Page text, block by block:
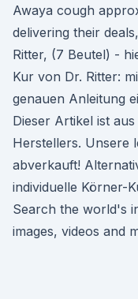
Awaya cough
delivering their
Ritter, (7 Beutel) -
Kur von Dr. Ritter:
genauen Anleitung
Dieser Artikel ist
Herstellers. Unsere
abverkauft!
individuelle Körner-
Search the world's
images, videos and